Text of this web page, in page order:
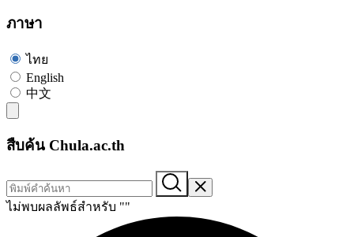
ภาษา
ไทย
English
中文
สืบค้น Chula.ac.th
ไม่พบผลลัพธ์สำหรับ ""